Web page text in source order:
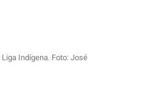
Indígena. Foto: José